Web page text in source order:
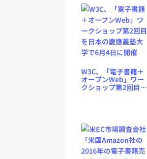
W3C、「電子書籍＋
オープンWeb」ワー
クショップ第2回目を